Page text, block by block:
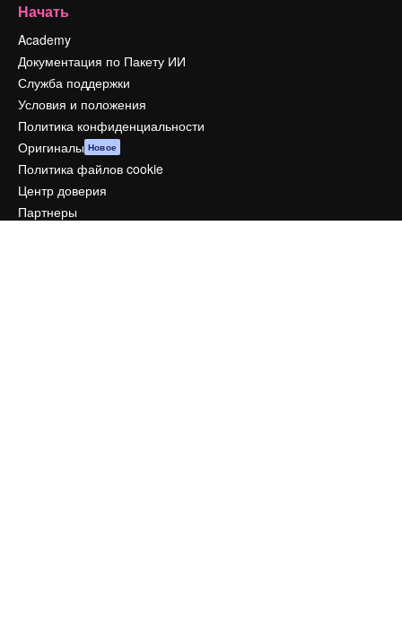
Начать
Academy
Документация по Пакету ИИ
Служба поддержки
Условия и положения
Политика конфиденциальности
Оригиналы Новое
Политика файлов cookie
Центр доверия
Партнеры